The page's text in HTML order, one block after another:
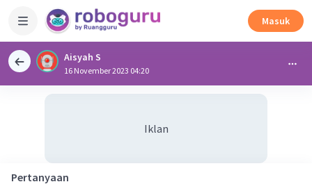
Masuk
Aisyah S
16 November 2023 04:20
Iklan
Pertanyaan